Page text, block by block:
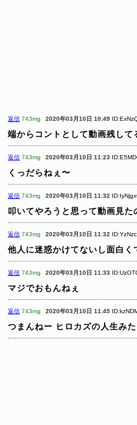
返信 743mg 2020年03月10日 10:49
端からコントとして動画残して
返信 743mg 2020年03月10日 11:23
くっだらねぇ〜
返信 743mg 2020年03月10日 11:32
叩いてやろうと思って動画見た
返信 743mg 2020年03月10日 11:32
他人に迷惑かけてないし面白く
返信 743mg 2020年03月10日 11:33
マジでおもんねぇ
返信 743mg 2020年03月10日 11:45
つまんねー ヒロカズの人生み